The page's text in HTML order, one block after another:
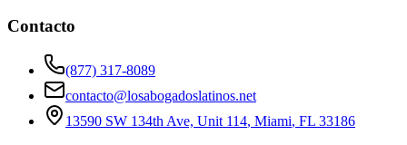
Contacto
(877) 317-8089
contacto@losabogadoslatinos.net
13590 SW 134th Ave, Unit 114, Miami, FL 33186